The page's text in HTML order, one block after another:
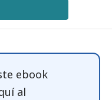
ebook
al